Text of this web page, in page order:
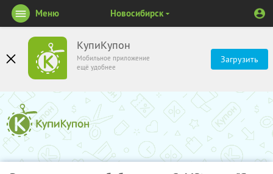
КупиКупон
Мобильное приложение
ещё удобнее
Загрузить
Меню Новосибирск